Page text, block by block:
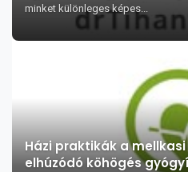
minket különleges képes...
Házi praktikák a
elhúzódó köhögés